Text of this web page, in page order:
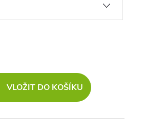
VLOŽIT DO KOŠÍKU